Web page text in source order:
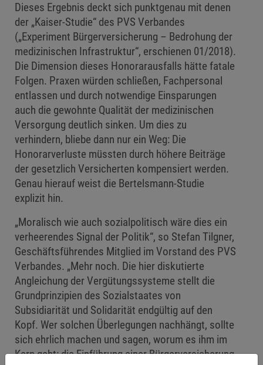
Dieses Ergebnis deckt sich punktgenau mit denen
der „Kaiser-Studie“ des PVS Verbandes
(„Experiment Bürgerversicherung – Bedrohung der
medizinischen Infrastruktur“, erschienen 01/2018).
Die Dimension dieses Honorarausfalls hätte fatale
Folgen. Praxen würden schließen, Fachpersonal
entlassen und durch notwendige Einsparungen
auch die gewohnte Qualität der medizinischen
Versorgung deutlich sinken. Um dies zu
verhindern, bliebe dann nur ein Weg: Die
Honorarverluste müssten durch höhere Beiträge
der gesetzlich Versicherten kompensiert werden.
Genau hierauf weist die Bertelsmann-Studie
explizit hin.
„Moralisch wie auch sozialpolitisch wäre dies ein
verheerendes Signal der Politik“, so Stefan Tilgner,
Geschäftsführendes Mitglied im Vorstand des PVS
Verbandes. „Mehr noch. Die hier diskutierte
Angleichung der Vergütungssysteme stellt die
Grundprinzipien des Sozialstaates von
Subsidiarität und Solidarität endgültig auf den
Kopf. Wer solchen Überlegungen nachhängt, sollte
sich ehrlich machen und sagen, worum es ihm im
Kern geht: die Einführung einer Bürgerversicherung